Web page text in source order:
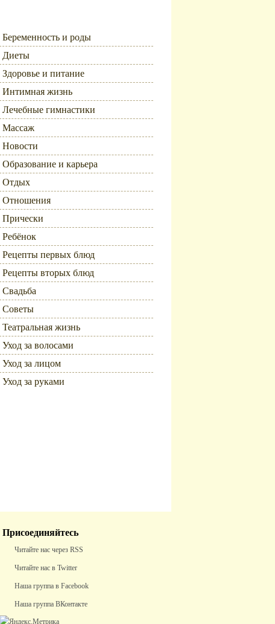
Беременность и роды
Диеты
Здоровье и питание
Интимная жизнь
Лечебные гимнастики
Массаж
Новости
Образование и карьера
Отдых
Отношения
Прически
Ребёнок
Рецепты первых блюд
Рецепты вторых блюд
Свадьба
Советы
Театральная жизнь
Уход за волосами
Уход за лицом
Уход за руками
Присоединяйтесь
Читайте нас через RSS
Читайте нас в Twitter
Наша группа в Facebook
Наша группа ВКонтакте